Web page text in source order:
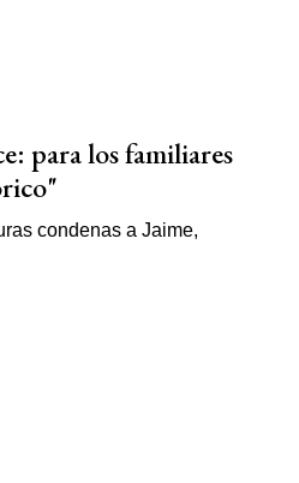
para los familiares